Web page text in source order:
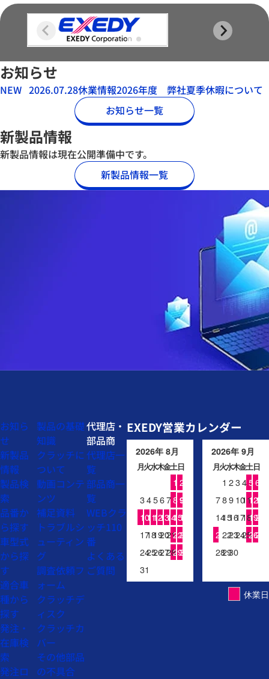
お知らせ
NEW 2026.07.28休業情報2026年度 弊社夏季休暇について
お知らせ一覧
新製品情報
新製品情報は現在公開準備中です。
新製品情報一覧
お知ら
せ
新製品
情報
製品検
索
品番か
ら探す
車型式
から探
す
適合車
種から
探す
発注・
在庫検
索
発注ロ
製品の基礎
知識
クラッチに
ついて
動画コンテ
ンツ
補足資料
トラブルシ
ューティン
グ
調査依頼フ
ォーム
クラッチデ
ィスク
クラッチカ
バー
その他部品
の不具合
代理店・
部品商
代理店一
覧
部品商一
覧
WEBクラ
ッチ110
番
よくある
ご質問
EXEDY営業カレンダー
2026年 8月
月火水木金土日
1 2
3456789
101112131415
16
171819202122
23
242526272829
30
31
2026年 9月
月火水木金土日
1 23456
789101112
13
141516171819
20
212223242526
27
282930
休業日